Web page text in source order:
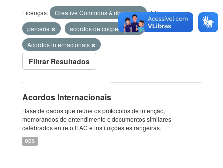
Licenças: Creative Commons Atribuição
Etiquetas:
parceria
acordos de cooperação
Acordos internacionais
Filtrar Resultados
Acordos Internacionais
Base de dados que reúne os protocolos de intenção,
memorandos de entendimento e documentos similares
celebrados entre o IFAC e instituições estrangeiras.
ODS